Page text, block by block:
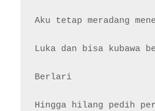
Aku tetap meradang
Luka dan bisa kubawa
Berlari
Hingga hilang pedih